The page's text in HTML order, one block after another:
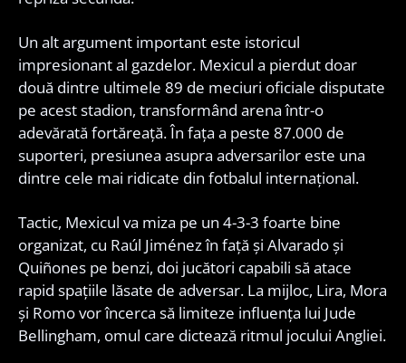
Un alt argument important este istoricul
impresionant al gazdelor. Mexicul a pierdut doar
două dintre ultimele 89 de meciuri oficiale disputate
pe acest stadion, transformând arena într-o
adevărată fortăreață. În fața a peste 87.000 de
suporteri, presiunea asupra adversarilor este una
dintre cele mai ridicate din fotbalul internațional.
Tactic, Mexicul va miza pe un 4-3-3 foarte bine
organizat, cu Raúl Jiménez în față și Alvarado și
Quiñones pe benzi, doi jucători capabili să atace
rapid spațiile lăsate de adversar. La mijloc, Lira, Mora
și Romo vor încerca să limiteze influența lui Jude
Bellingham, omul care dictează ritmul jocului Angliei.